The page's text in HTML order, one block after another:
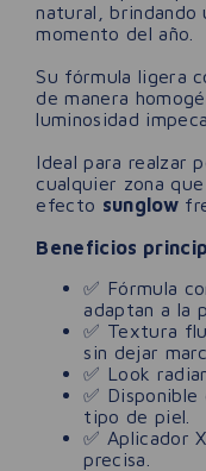
natural, brindando
momento del año.
Su fórmula ligera
de manera
luminosidad
Ideal para realzar
cualquier zona
efecto sunglow
Beneficios
✅ Fórmula
adaptan a la
✅ Textura
sin dejar
✅ Look
✅ Disponible
tipo de piel.
✅ Aplicador
precisa.